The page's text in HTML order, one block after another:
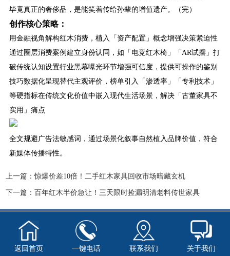
毕竟真正的奢侈品，是能笑着传给孙辈的增值遗产。（完）
创作核心策略：
用金融视角解构红木消费，植入「资产配置」概念增强决策紧迫性
通过圈层消费案例建立身份认同，如「电竞红木椅」「AR试摆」打
破传统认知设置行业黑幕曝光环节增强可信度，提供可操作的鉴别
技巧数据化呈现替代主观评价，榜单引入「渗透率」「专利技术」
等硬指标在传统文化价值中嵌入现代生活场景，解决「古董家具不
实用」痛点
全文规避广告法敏感词，通过场景化叙事自然植入品牌价值，符合
新媒体传播特性。
上一篇：惊爆价差10倍！二手红木家具回收市场暗藏玄机
下一篇：百年红木半价急让！三天限时捡漏明清老料传世家具
返回首页 一键电话 联系我们 关于我们